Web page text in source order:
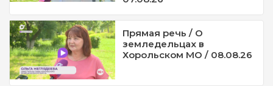
Прямая речь / О
земледельцах в
Хорольском МО / 08.08.26